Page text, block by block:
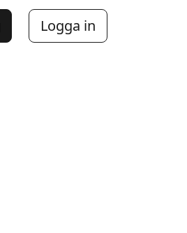
Logga in